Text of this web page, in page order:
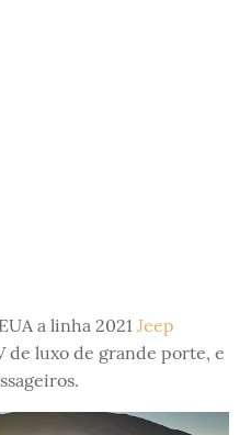
a linha 2021 Jeep
de luxo de grande porte, e